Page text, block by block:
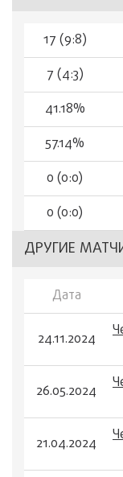
17 (9:8)
7 (4:3)
41.18%
57.14%
0 (0:0)
0 (0:0)
ДРУГИЕ
Дата
24.11.2024
26.05.2024
21.04.2024